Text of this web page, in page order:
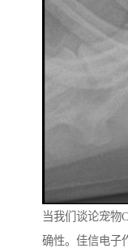
当我们谈论宠物
确性。佳信电子